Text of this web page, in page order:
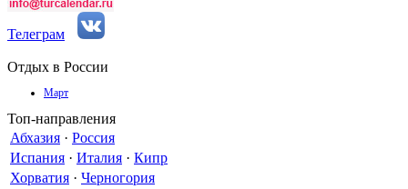
Телеграм
Отдых в России
Март
Топ-направления
Абхазия · Россия
Испания · Италия · Кипр
Хорватия · Черногория